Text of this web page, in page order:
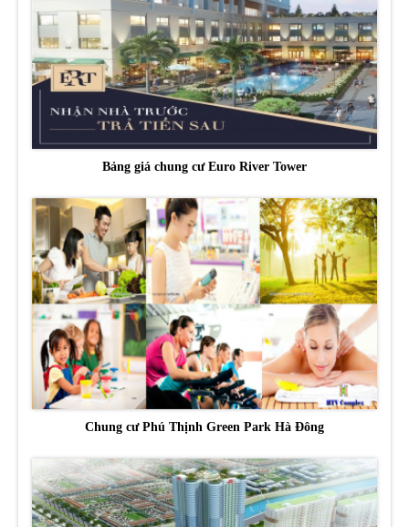
Bảng giá chung cư Euro River Tower
Chung cư Phú Thịnh Green Park Hà Đông